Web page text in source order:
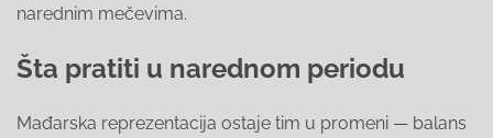
narednim mečevima.
Šta pratiti u narednom periodu
Mađarska reprezentacija ostaje tim u promeni — balans